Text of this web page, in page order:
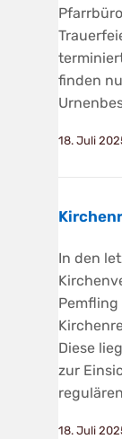
finden
18. Juli
In den
Diese
zur
18. Juli